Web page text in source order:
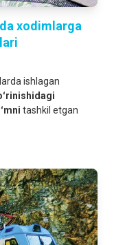
xodimlarga
ishlagan
tashkil etgan